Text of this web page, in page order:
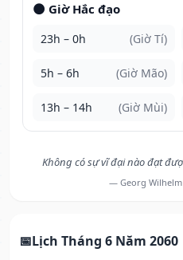
🌑 Giờ Hắc đạo
23h – 0h (Giờ Tí)
5h – 6h (Giờ Mão)
13h – 14h (Giờ Mùi)
Không có sự vĩ đại nào đạt
— Georg
Lịch Tháng 6 Năm 2060